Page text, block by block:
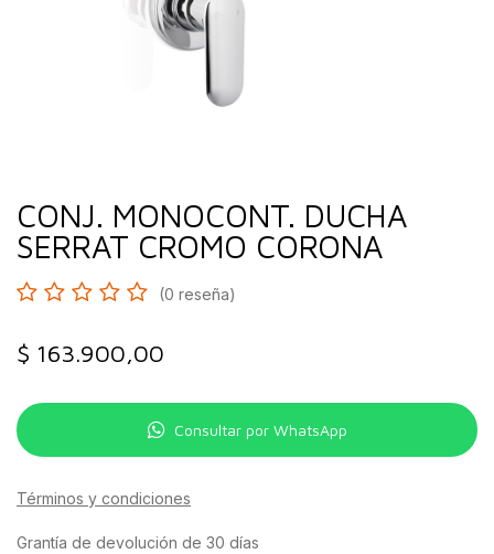
CONJ. MONOCONT. DUCHA
SERRAT CROMO CORONA
(0 reseña)
$ 163.900,00
Consultar por WhatsApp
Términos y condiciones
Grantía de devolución de 30 días